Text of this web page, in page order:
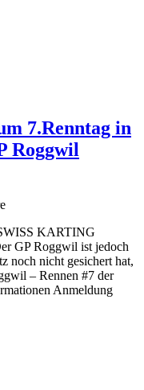
7.Renntag in
Roggwil
KARTING
GP Roggwil ist jedoch
noch nicht gesichert hat,
– Rennen #7 der
Anmeldung